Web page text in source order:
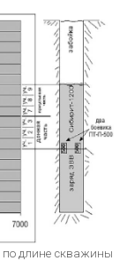
по длине скважины